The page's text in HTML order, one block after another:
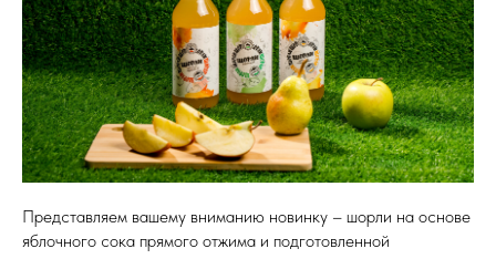
Представляем вашему вниманию новинку – шорли на основе
яблочного сока прямого отжима и подготовленной